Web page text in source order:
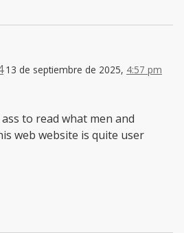
13 de septiembre de 2025, 4:57 pm
to read what men and
web website is quite user